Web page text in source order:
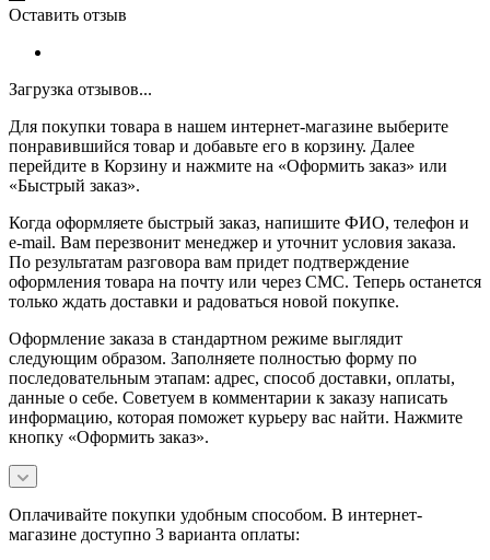
Оставить отзыв
Загрузка отзывов...
Для покупки товара в нашем интернет-магазине выберите
понравившийся товар и добавьте его в корзину. Далее
перейдите в Корзину и нажмите на «Оформить заказ» или
«Быстрый заказ».
Когда оформляете быстрый заказ, напишите ФИО, телефон и
e-mail. Вам перезвонит менеджер и уточнит условия заказа.
По результатам разговора вам придет подтверждение
оформления товара на почту или через СМС. Теперь останется
только ждать доставки и радоваться новой покупке.
Оформление заказа в стандартном режиме выглядит
следующим образом. Заполняете полностью форму по
последовательным этапам: адрес, способ доставки, оплаты,
данные о себе. Советуем в комментарии к заказу написать
информацию, которая поможет курьеру вас найти. Нажмите
кнопку «Оформить заказ».
Оплачивайте покупки удобным способом. В интернет-
магазине доступно 3 варианта оплаты: